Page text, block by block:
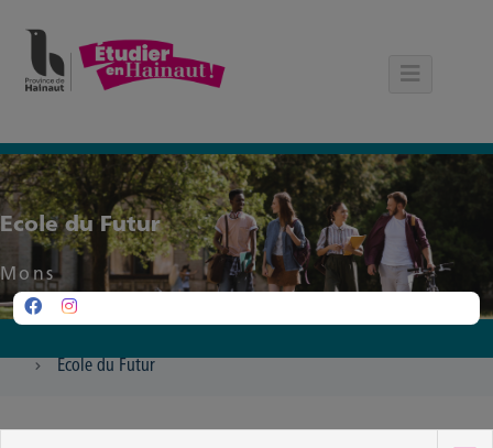
Ecole du Futur
Mons
Ecole du Futur